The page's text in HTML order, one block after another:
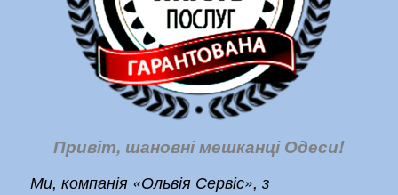
Привіт, шановні мешканці Одеси!
Ми, компанія «Ольвія Сервіс», з